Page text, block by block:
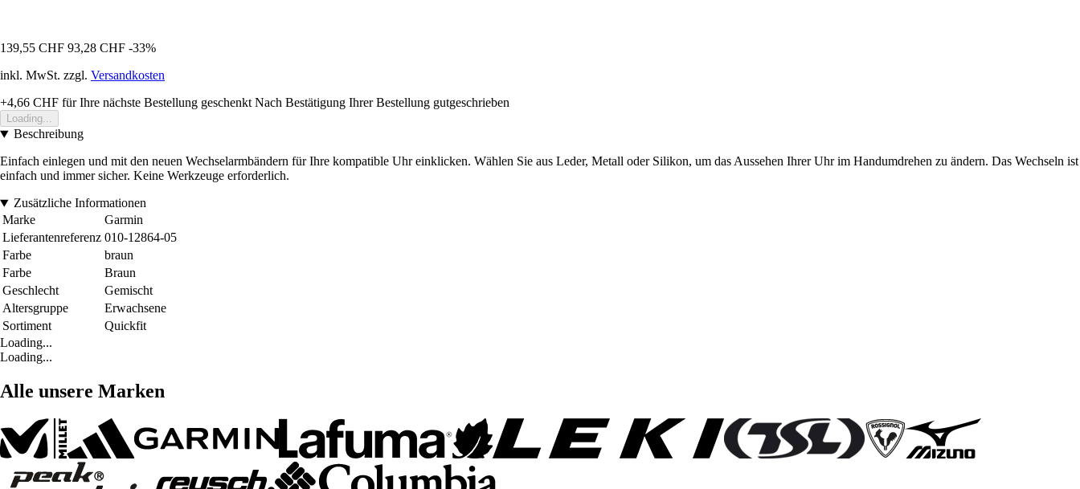
139,55 CHF 93,28 CHF -33%
inkl. MwSt. zzgl. Versandkosten
+4,66 CHF für Ihre nächste Bestellung geschenkt Nach Bestätigung Ihrer Bestellung gutgeschrieben
Loading...
Beschreibung
Einfach einlegen und mit den neuen Wechselarmbändern für Ihre kompatible Uhr einklicken. Wählen Sie aus Leder, Metall oder Silikon, um das Aussehen Ihrer Uhr im Handumdrehen zu ändern. Das Wechseln ist
einfach und immer sicher. Keine Werkzeuge erforderlich.
Zusätzliche Informationen
Marke
Garmin
Lieferantenreferenz 010-12864-05
Farbe
braun
Farbe
Braun
Geschlecht
Gemischt
Altersgruppe
Erwachsene
Sortiment
Quickfit
Loading...
Loading...
Alle unsere Marken